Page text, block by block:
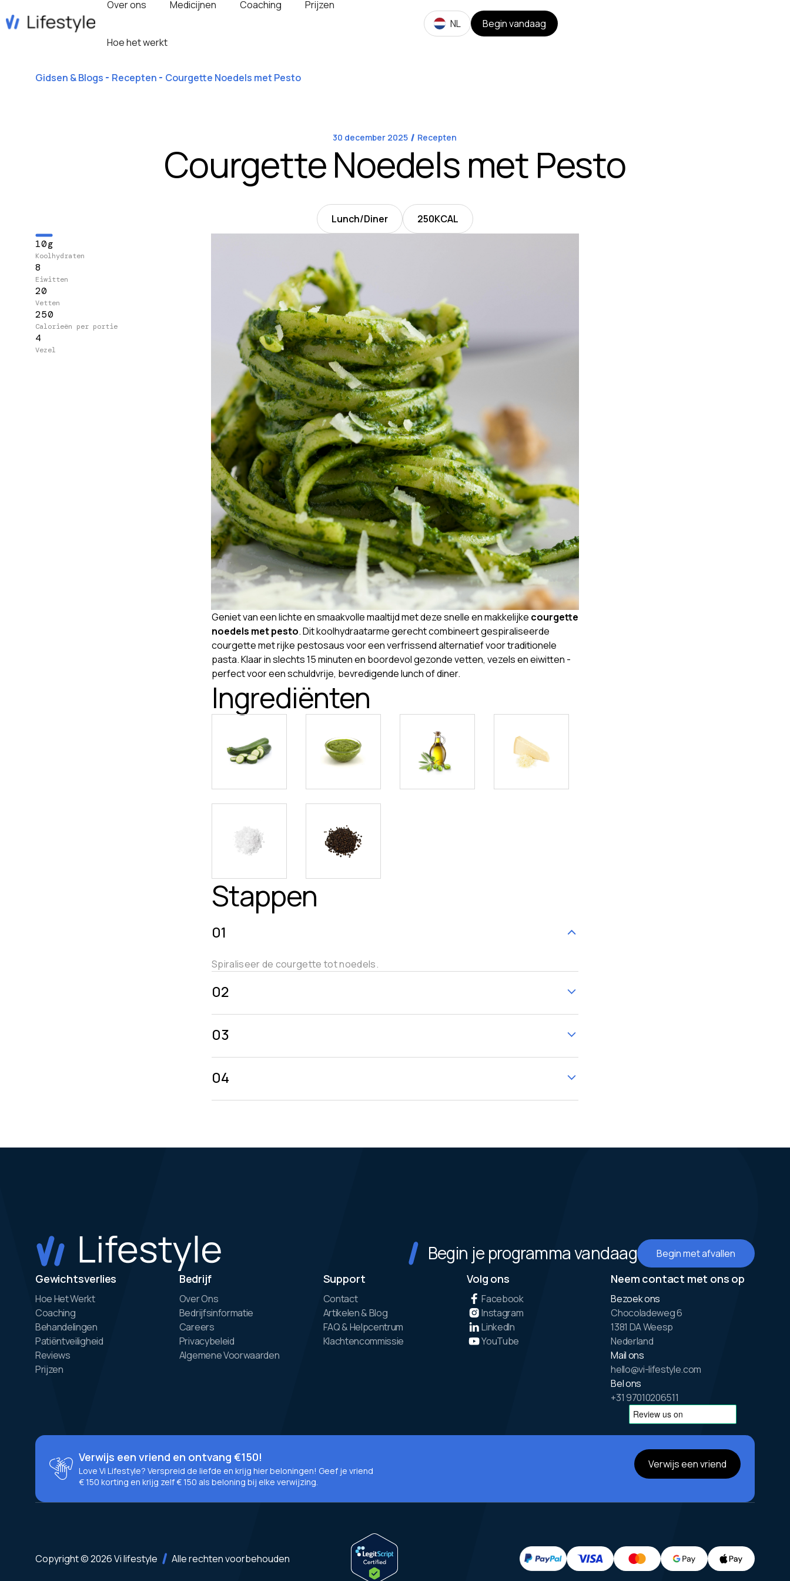
Over ons Medicijnen Coaching Prijzen
Hoe het werkt
NL Begin vandaag
Gidsen & Blogs Recepten Courgette Noedels met Pesto
30 december 2025 Recepten
Courgette Noedels met Pesto
Lunch/Diner 250KCAL
10g
Koolhydraten
8
Eiwitten
20
Vetten
250
Calorieën per portie
4
Vezel
Geniet van een lichte en smaakvolle maaltijd met deze snelle en makkelijke courgette
noedels met pesto. Dit koolhydraatarme gerecht combineert gespiraliseerde
courgette met rijke pestosaus voor een verfrissend alternatief voor traditionele
pasta. Klaar in slechts 15 minuten en boordevol gezonde vetten, vezels en eiwitten -
perfect voor een schuldvrije, bevredigende lunch of diner.
Ingrediënten
Stappen
01
Spiraliseer de courgette tot noedels.
02
03
04
Begin je programma vandaag Begin met afvallen
Gewichtsverlies
Hoe Het Werkt
Coaching
Behandelingen
Patiëntveiligheid
Reviews
Prijzen
Bedrijf
Over Ons
Bedrijfsinformatie
Careers
Privacybeleid
Algemene Voorwaarden
Support
Contact
Artikelen & Blog
FAQ & Helpcentrum
Klachtencommissie
Volg ons
Facebook
Instagram
LinkedIn
YouTube
Neem contact met ons op
Bezoek ons
Chocoladeweg 6
1381 DA Weesp
Nederland
Mail ons
hello@vi-lifestyle.com
Bel ons
+31 97010206511
Verwijs een vriend en ontvang €150!
Love Vi Lifestyle? Verspreid de liefde en krijg hier beloningen! Geef je vriend
€ 150 korting en krijg zelf € 150 als beloning bij elke verwijzing.
Verwijs een vriend
Copyright © 2026 Vi lifestyle Alle rechten voorbehouden